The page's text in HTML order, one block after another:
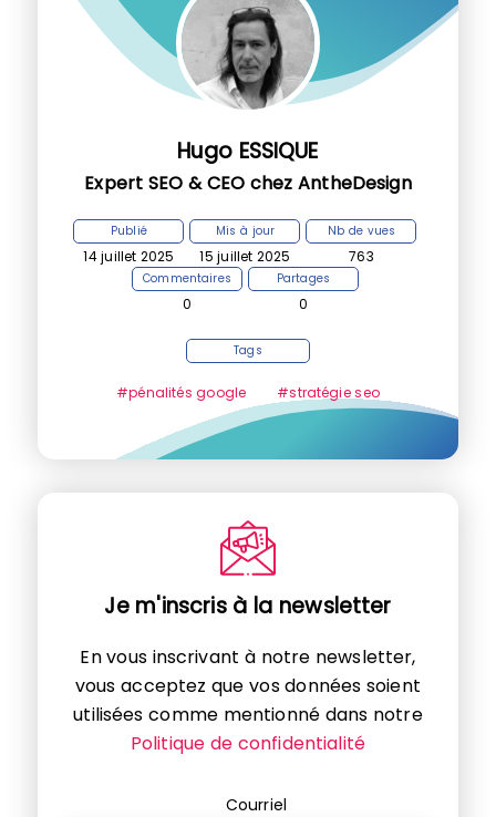
Hugo ESSIQUE
Expert SEO & CEO chez AntheDesign
Publié
14 juillet 2025
Mis à jour
15 juillet 2025
Nb de vues
763
Commentaires
0
Partages
0
Tags
#pénalités google #stratégie seo
Je m'inscris à la newsletter
En vous inscrivant à notre newsletter,
vous acceptez que vos données soient
utilisées comme mentionné dans notre
Politique de confidentialité
Courriel